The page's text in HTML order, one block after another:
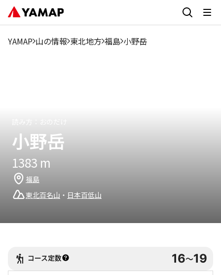
YAMAP 山の情報 東北地方 福島 小野岳
小野岳
1383 m
福島
東北百名山 ・ 日本百低山
コース定数 16〜19
1月
2
3月 5月 6月 7月 10月 11月
12
0.5%0%3.51%2%30%17%5.5%8%9%